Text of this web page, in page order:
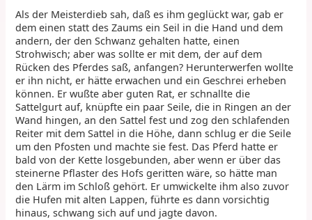
Als der Meisterdieb sah, daß es ihm geglückt war, gab er
dem einen statt des Zaums ein Seil in die Hand und dem
andern, der den Schwanz gehalten hatte, einen
Strohwisch; aber was sollte er mit dem, der auf dem
Rücken des Pferdes saß, anfangen? Herunterwerfen wollte
er ihn nicht, er hätte erwachen und ein Geschrei erheben
können. Er wußte aber guten Rat, er schnallte die
Sattelgurt auf, knüpfte ein paar Seile, die in Ringen an der
Wand hingen, an den Sattel fest und zog den schlafenden
Reiter mit dem Sattel in die Höhe, dann schlug er die Seile
um den Pfosten und machte sie fest. Das Pferd hatte er
bald von der Kette losgebunden, aber wenn er über das
steinerne Pflaster des Hofs geritten wäre, so hätte man
den Lärm im Schloß gehört. Er umwickelte ihm also zuvor
die Hufen mit alten Lappen, führte es dann vorsichtig
hinaus, schwang sich auf und jagte davon.